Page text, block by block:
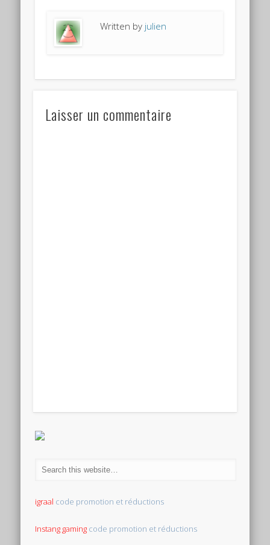
Written by julien
Laisser un commentaire
igraal code promotion et réductions
Instang gaming code promotion et réductions